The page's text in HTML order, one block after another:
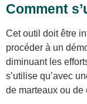
Comment
Cet outil doit être
procéder à un
diminuant les
s’utilise qu’avec
de marteaux ou de